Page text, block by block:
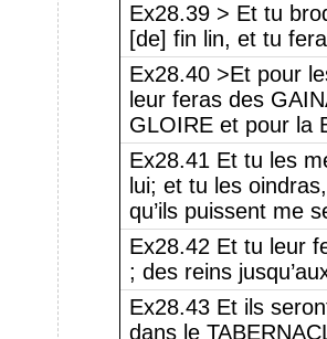
Ex28.39 > Et tu
[de] fin lin, et tu
Ex28.40 >Et pour
leur feras des
GLOIRE et pour la
Ex28.41 Et tu les
lui; et tu les
qu’ils puissent me
Ex28.42 Et tu leur
; des reins
Ex28.43 Et ils
dans le